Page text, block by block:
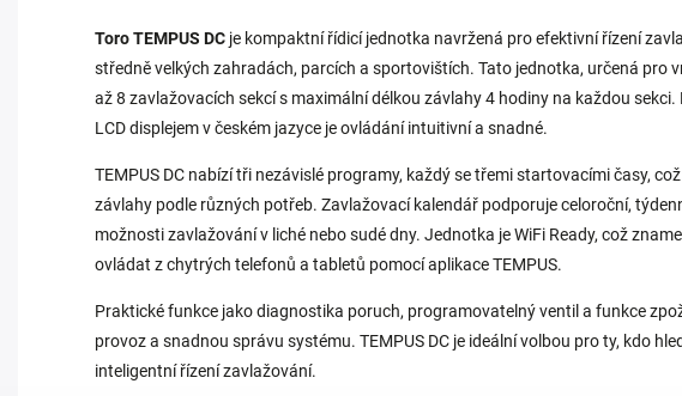
Toro TEMPUS DC je kompaktní řídicí jednotka navržená pro efektivní řízení
středně velkých zahradách, parcích a sportovištích. Tato jednotka, určená pro
až 8 zavlažovacích sekcí s maximální délkou závlahy 4 hodiny na každou
LCD displejem v českém jazyce je ovládání intuitivní a snadné.
TEMPUS DC nabízí tři nezávislé programy, každý se třemi startovacími časy,
závlahy podle různých potřeb. Zavlažovací kalendář podporuje celoroční,
možnosti zavlažování v liché nebo sudé dny. Jednotka je WiFi Ready, což
ovládat z chytrých telefonů a tabletů pomocí aplikace TEMPUS.
Praktické funkce jako diagnostika poruch, programovatelný ventil a funkce
provoz a snadnou správu systému. TEMPUS DC je ideální volbou pro ty, kdo
inteligentní řízení zavlažování.